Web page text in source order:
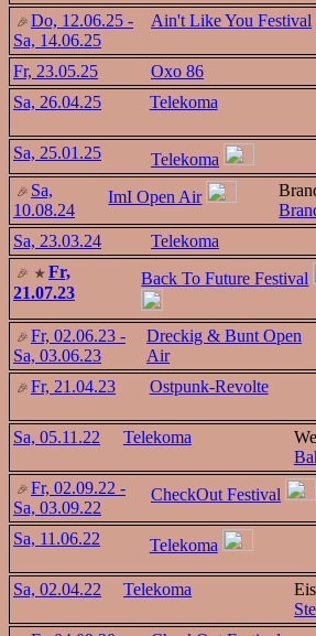
Do, 12.06.25 -
Sa, 14.06.25
Ain't Like You Festival
Fr, 23.05.25 Oxo 86
Sa, 26.04.25
Telekoma
Sa, 25.01.25
Telekoma
Sa,
10.08.24
ImI Open Air
Sa, 23.03.24
Telekoma
Fr,
21.07.23
Back To Future Festival
Fr, 02.06.23 -
Sa, 03.06.23
Dreckig & Bunt Open
Air
Fr, 21.04.23
Ostpunk-Revolte
Sa, 05.11.22
Telekoma
Fr, 02.09.22 -
Sa, 03.09.22
CheckOut Festival
Sa, 11.06.22 Telekoma
Sa, 02.04.22
Telekoma